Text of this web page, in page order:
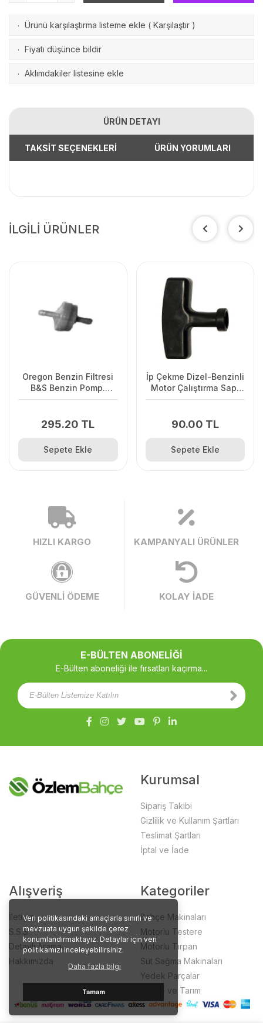
Veri politikasındaki amaçlarla sınırlı ve
mevzuata uygun şekilde çerez
konumlandırmaktayız. Detaylar için veri
politikamızı inceleyebilirsiniz.
Daha fazla bilgi
Tamam
· Ürünü karşılaştırma listeme ekle ( Karşılaştır )
· Fiyatı düşünce bildir
· Aklımdakiler listesine ekle
ÜRÜN DETAYI
TAKSİT SEÇENEKLERİ ÜRÜN YORUMLARI
İLGİLİ ÜRÜNLER
Oregon Benzin Filtresi
B&S Benzin Pomp.
295.20 TL
Sepete Ekle
İp Çekme Dizel-Benzinli
Motor Çalıştırma Sapı
90.00 TL
Sepete Ekle
HIZLI KARGO KAMPANYALI ÜRÜNLER
GÜVENLİ ÖDEME KOLAY İADE
E-BÜLTEN ABONELİĞİ
E-Bülten aboneliği ile fırsatları kaçırma...
Kurumsal
Sipariş Takibi
Gizlilik ve Kullanım Şartları
Teslimat Şartları
İptal ve İade
Alışveriş
İletişim
S.S.S.
Detaylı Arama
Hakkımızda
Kategoriler
Bahçe Makinaları
Motorlu Testere
Motorlu Tırpan
Süt Sağma Makinaları
Yedek Parçalar
Bahçe ve Tarım